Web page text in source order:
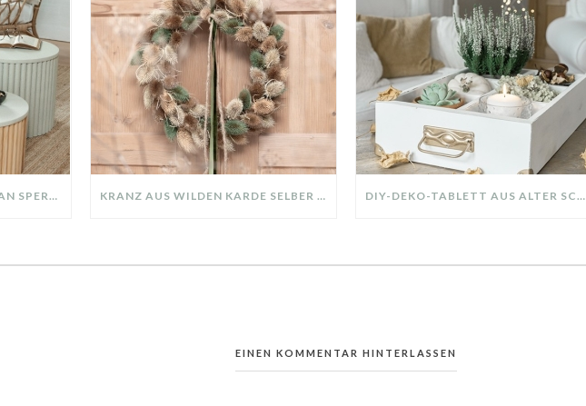
DIY UPCYLING IDEE: WIE MAN SPERRMÜLL IN EIN DESIGNER TEIL VERWANDELT KRANZ AUS WILDEN KARDE SELBER MACHEN: HERBSTDEKO GANZ EINFACH DIY-DEKO-TABLETT AUS ALTER SCHUBLADE – NACHHALTIGE HERBSTDEKO SELBER MACHEN!
EINEN KOMMENTAR HINTERLASSEN